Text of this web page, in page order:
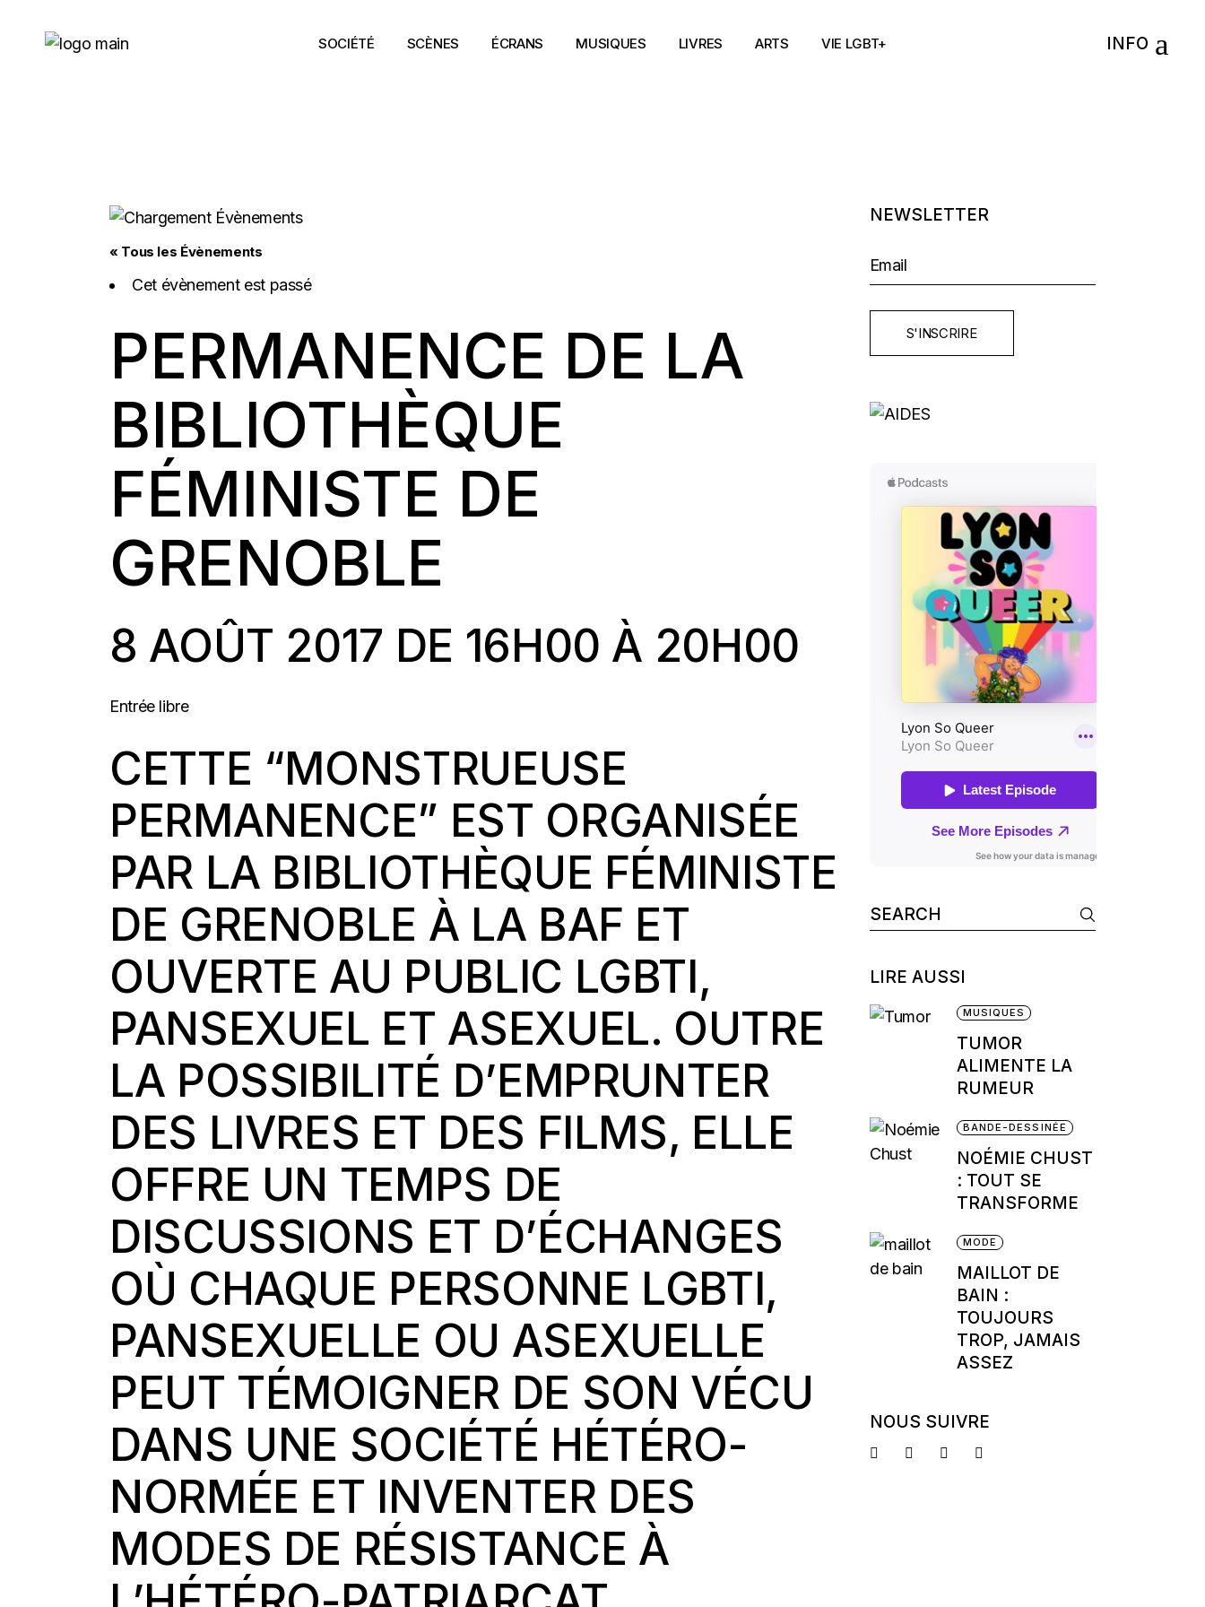
SOCIÉTÉ SCÈNES ÉCRANS MUSIQUES LIVRES ARTS VIE LGBT+ INFO
« Tous les Évènements
Cet évènement est passé
PERMANENCE DE LA
BIBLIOTHÈQUE
FÉMINISTE DE
GRENOBLE
8 AOÛT 2017 DE 16H00 À 20H00
Entrée libre
CETTE “MONSTRUEUSE
PERMANENCE” EST ORGANISÉE
PAR LA BIBLIOTHÈQUE FÉMINISTE
DE GRENOBLE À LA BAF ET
OUVERTE AU PUBLIC LGBTI,
PANSEXUEL ET ASEXUEL. OUTRE
LA POSSIBILITÉ D’EMPRUNTER
DES LIVRES ET DES FILMS, ELLE
OFFRE UN TEMPS DE
DISCUSSIONS ET D’ÉCHANGES
OÙ CHAQUE PERSONNE LGBTI,
PANSEXUELLE OU ASEXUELLE
PEUT TÉMOIGNER DE SON VÉCU
DANS UNE SOCIÉTÉ HÉTÉRO-
NORMÉE ET INVENTER DES
MODES DE RÉSISTANCE À
NEWSLETTER
S'INSCRIRE
Search
for:
LIRE AUSSI
MUSIQUES
TUMOR
ALIMENTE LA
RUMEUR
BANDE-DESSINÉE
NOÉMIE CHUST
: TOUT SE
TRANSFORME
MODE
MAILLOT DE
BAIN :
TOUJOURS
TROP, JAMAIS
ASSEZ
NOUS SUIVRE